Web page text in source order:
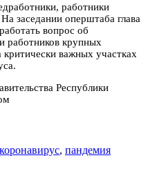
работники
заседании оперштаба глава
вопрос об
работников крупных
важных участках
Республики
коронавирус, пандемия